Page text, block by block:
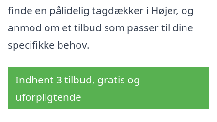
finde en pålidelig tagdækker i Højer, og
anmod om et tilbud som passer til dine
specifikke behov.
Indhent 3 tilbud, gratis og
uforpligtende